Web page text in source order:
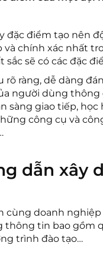
đặc điểm tạo nên
chính xác nhất
sẽ có các đặc
ràng, dễ dàng
người dùng
sàng giao tiếp, học
công cụ và
dẫn xây
cùng doanh
thông tin bao gồm
trình đào tạo…